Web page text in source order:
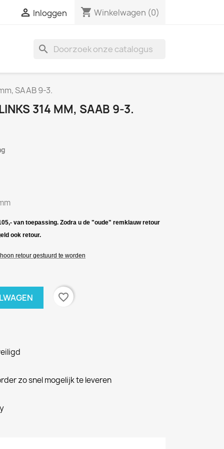
 Inloggen shopping_cart Winkelwagen (0)
search
SAAB 9-3.
314 MM, SAAB 9-3.
van toepassing. Zodra u de "oude" remklauw retour
ook retour.
retour gestuurd te worden
favorite_border
zo snel mogelijk te leveren